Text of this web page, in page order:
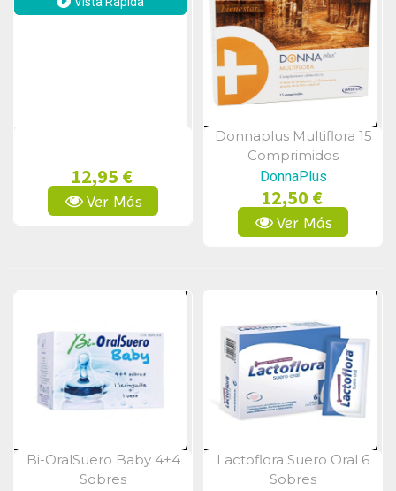
12,95 €
Ver Más
Vista Rápida
Donnaplus Multiflora 15
Comprimidos
DonnaPlus
12,50 €
Ver Más
Vista Rápida
Bi-OralSuero Baby 4+4
Sobres
Vista Rápida
Lactoflora Suero Oral 6
Sobres